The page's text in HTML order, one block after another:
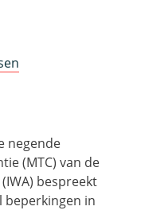
negende
(MTC) van de
bespreekt
beperkingen in